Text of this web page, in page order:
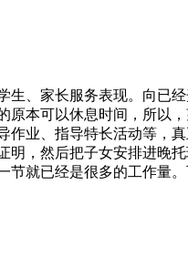
、家长服务表现。向已
本可以休息时间，所以
业、指导特长活动等，
，然后把子女安排进晚
就已经是很多的工作量